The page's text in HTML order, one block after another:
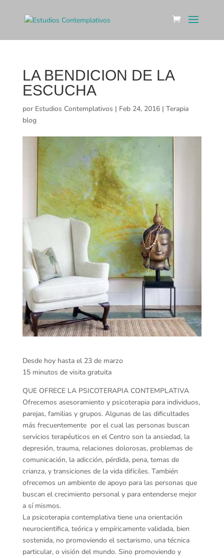
LA BENDICION DE LA
ESCUCHA
por Estudios Contemplativos | Feb 24, 2016| Terapia
blog
Desde hoy hasta el 23 de marzo
15 minutos de visita gratuita
QUE OFRECE LA PSICOTERAPIA CONTEMPLATIVA
Ofrecemos asesoramiento y psicoterapia para individuos,
parejas, familias y grupos. Algunas de las dificultades
más frecuentemente por el cual las personas buscan
servicios terapéuticos en el Centro son la ansiedad, la
depresión, trauma, relaciones dolorosas, problemas de
comunicación, la adicción, pérdida, pena, temas de
crianza, y transiciones de la vida difíciles. También
ofrecemos un ambiente de apoyo para las personas que
buscan el crecimiento personal y para entenderse mejor
a sí mismos.
La psicoterapia contemplativa tiene una orientación
neurocientifica, teórica y empíricamente validada, bien
sostenida, no promoviendo el sectarismo, una técnica
particular, o visión del mundo. Sino promoviendo y